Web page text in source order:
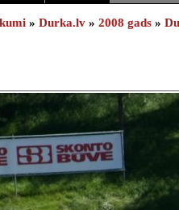
» Durka.lv » 2008 gads »